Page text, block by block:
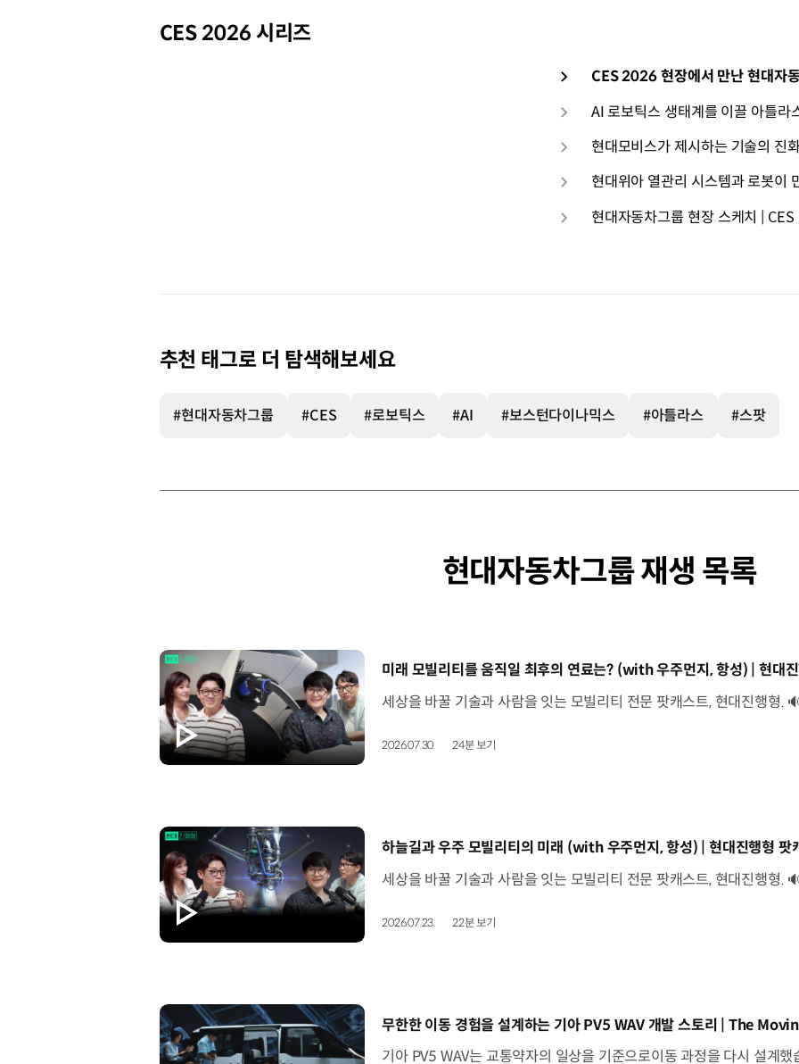
CES 2026 시리즈
CES 2026 현장에서 만난 현대자
AI 로보틱스 생태계를 이끌 아틀라
현대모비스가 제시하는 기술의 진
현대자동차그룹 현장 스케치 |
추천 태그로 더 탐색해보세요
#현대자동차그룹 #CES #로보틱스 #AI #보스턴다이나믹스 #아틀라스 #스팟
현대자동차그룹 재생 목록
[동영상]
미래 모빌리티를 움직일 최후의 연료는? (with 우주먼지, 항성) | 현대
2026.07.30. 24분 보기
[동영상]
하늘길과 우주 모빌리티의 미래 (with 우주먼지, 항성) | 현대진행형 팟
2026.07.23. 22분 보기
[동영상]
무한한 이동 경험을 설계하는 기아 PV5 WAV 개발 스토리 | The